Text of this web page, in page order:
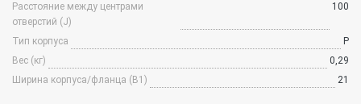
Расстояние между центрами
отверстий (J)
100
Тип корпуса
P
Вес (кг)
0,29
Ширина корпуса/фланца (B1)
21